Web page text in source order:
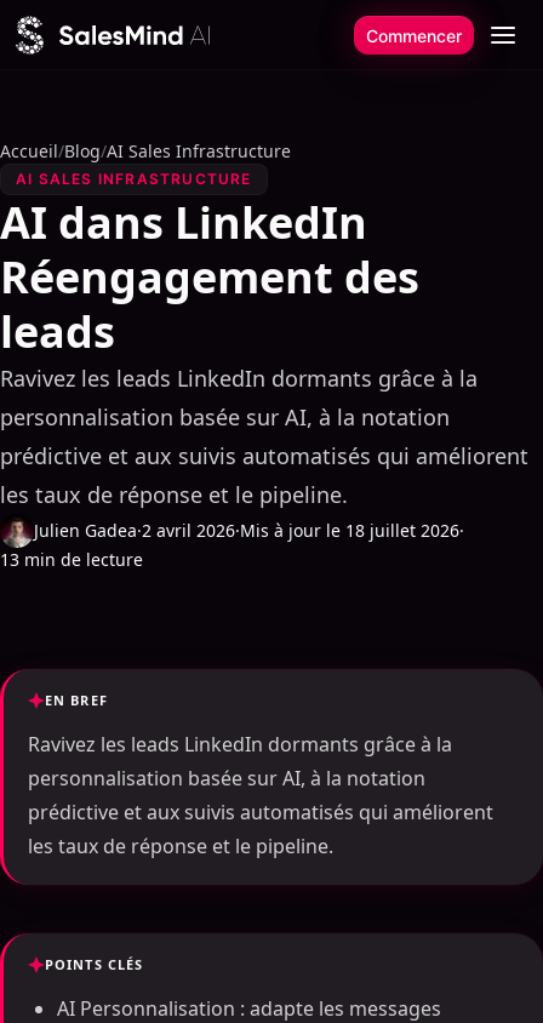
Aller au contenu
Commencer
Accueil/Blog/AI Sales Infrastructure
AI SALES INFRASTRUCTURE
AI dans LinkedIn
Réengagement des
leads
Ravivez les leads LinkedIn dormants grâce à la
personnalisation basée sur AI, à la notation
prédictive et aux suivis automatisés qui améliorent
les taux de réponse et le pipeline.
Julien Gadea·2 avril 2026·Mis à jour le 18 juillet 2026·
13 min de lecture
EN BREF
Ravivez les leads LinkedIn dormants grâce à la
personnalisation basée sur AI, à la notation
prédictive et aux suivis automatisés qui améliorent
les taux de réponse et le pipeline.
POINTS CLÉS
AI Personnalisation : adapte les messages